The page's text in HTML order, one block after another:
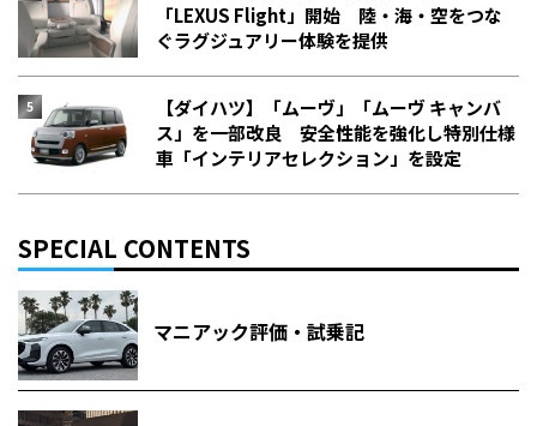
「LEXUS Flight」開始 陸・海・空をつな
ぐラグジュアリー体験を提供
【ダイハツ】「ムーヴ」「ムーヴ キャンバ
ス」を一部改良 安全性能を強化し特別仕様
車「インテリアセレクション」を設定
SPECIAL CONTENTS
マニアック評価・試乗記